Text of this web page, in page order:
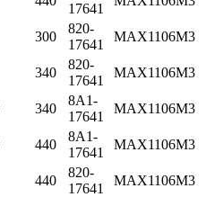
17641
300
820-
17641
MAX1106M3
340
820-
17641
MAX1106M3
340
8A1-
17641
MAX1106M3
440
8A1-
17641
MAX1106M3
440
820-
17641
MAX1106M3